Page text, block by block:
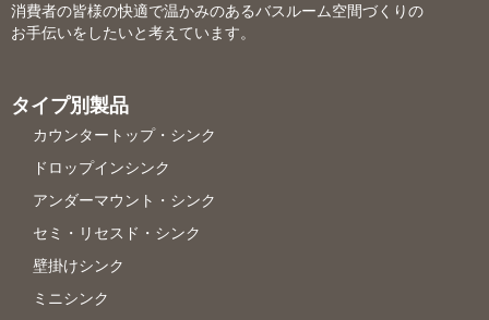
消費者の皆様の快適で温かみのあるバスルーム空間づくりの
お手伝いをしたいと考えています。
タイプ別製品
カウンタートップ・シンク
ドロップインシンク
アンダーマウント・シンク
セミ・リセスド・シンク
壁掛けシンク
ミニシンク